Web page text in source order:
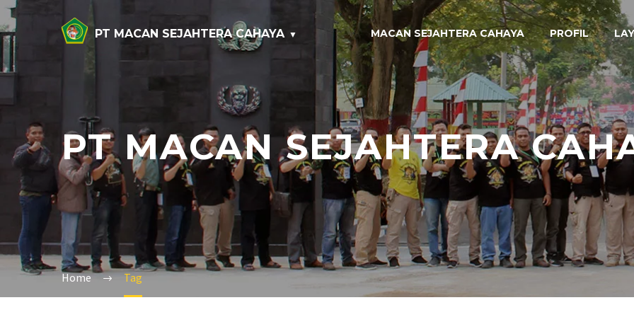
PT MACAN SEJAHTERA CAHAYA MACAN SEJAHTERA CAHAYA PROFIL
PT MACAN SEJAHTERA
Home Tag